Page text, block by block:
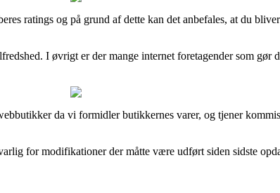
ratings og på grund af dette kan det anbefales, at du
I øvrigt er der mange internet foretagender som gør
da vi formidler butikkernes varer, og tjener
for modifikationer der måtte være udført siden sidste